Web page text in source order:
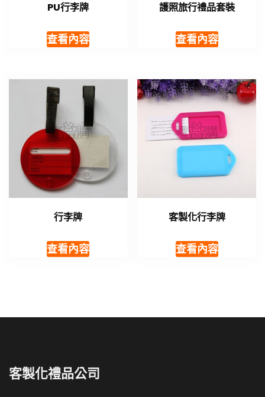
PU行李牌
查看內容
護照旅行禮品套裝
查看內容
行李牌
查看內容
客製化行李牌
查看內容
客製化禮品公司